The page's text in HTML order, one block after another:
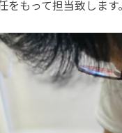
もって担当致します。